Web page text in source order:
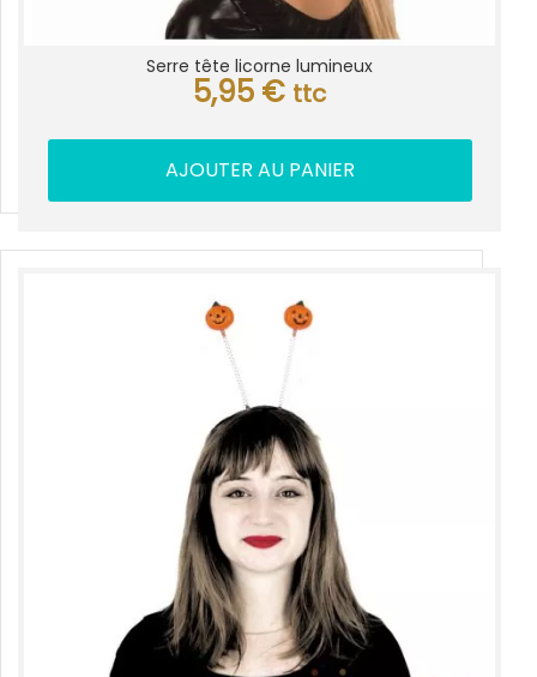
Serre tête licorne lumineux
5,95 € ttc
AJOUTER AU PANIER